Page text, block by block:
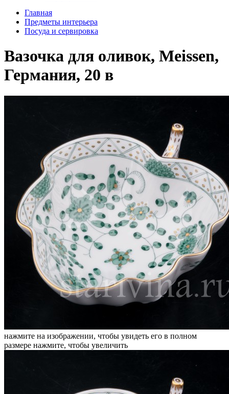
Главная
Предметы интерьера
Посуда и сервировка
Вазочка для оливок, Meissen,
Германия, 20 в
нажмите на изображении, чтобы увидеть его в полном
размере нажмите, чтобы увеличить